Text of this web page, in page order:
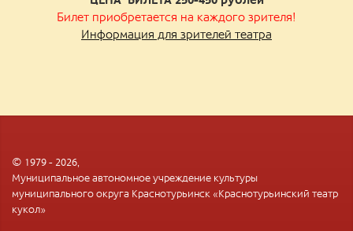
Билет приобретается на каждого зрителя!
Информация для зрителей театра
© 1979 - 2026,
Муниципальное автономное учреждение культуры
муниципального округа Краснотурьинск «Краснотурьинский театр
кукол»